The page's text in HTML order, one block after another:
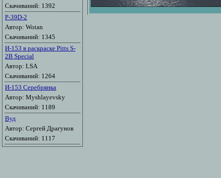
Скачиваний: 1392
P-39D-2
Автор: Wotan
Скачиваний: 1345
И-153 в раскраске Pitts S-
2B Special
Автор: LSA
Скачиваний: 1264
И-153 Серебрянка
Автор: Myshlayevsky
Скачиваний: 1189
Вуд
Автор: Сергей Драгунов
Скачиваний: 1117